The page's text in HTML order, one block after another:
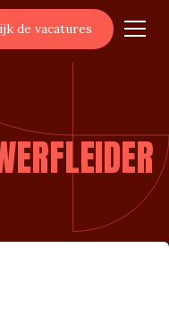
de vacatures